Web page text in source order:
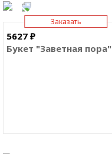
Заказать
5627 ₽
Букет "Заветная пора"